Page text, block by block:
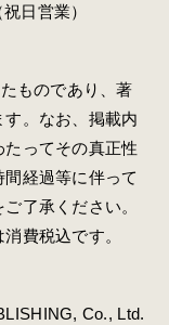
日営業）
ものであり、著
。なお、掲載内
ってその真正性
経過等に伴って
了承ください。
費税込です。
Co., Ltd.